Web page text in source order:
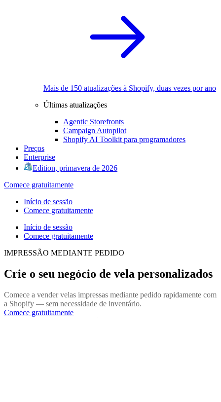
Mais de 150 atualizações à Shopify, duas vezes por ano
Últimas atualizações
Agentic Storefronts
Campaign Autopilot
Shopify AI Toolkit para programadores
Preços
Enterprise
Edition, primavera de 2026
Comece gratuitamente
Início de sessão
Comece gratuitamente
Início de sessão
Comece gratuitamente
IMPRESSÃO MEDIANTE PEDIDO
Crie o seu negócio de vela personalizados
Comece a vender velas impressas mediante pedido rapidamente com
a Shopify — sem necessidade de inventário.
Comece gratuitamente